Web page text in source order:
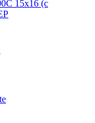
15х16 (с